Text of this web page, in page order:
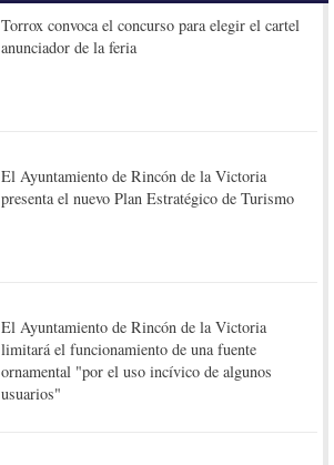
Torrox convoca el concurso para elegir el cartel
anunciador de la feria
El Ayuntamiento de Rincón de la Victoria
presenta el nuevo Plan Estratégico de Turismo
El Ayuntamiento de Rincón de la Victoria
limitará el funcionamiento de una fuente
ornamental "por el uso incívico de algunos
usuarios"